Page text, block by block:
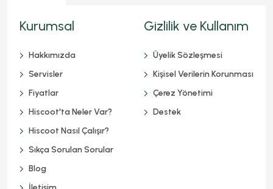
Kurumsal
Hakkımızda
Servisler
Fiyatlar
Hiscoot'ta Neler Var?
Hiscoot Nasıl Çalışır?
Sıkça Sorulan Sorular
Blog
Gizlilik ve Kullanım
Üyelik Sözleşmesi
Kişisel Verilerin Korunması
Çerez Yönetimi
Destek